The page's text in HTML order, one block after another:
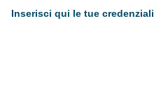
Inserisci qui le tue credenziali